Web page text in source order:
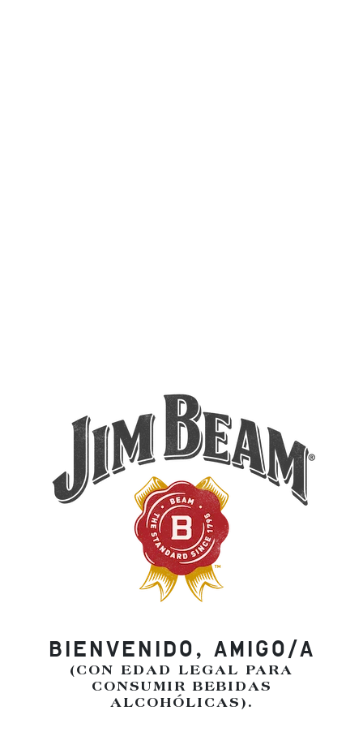
BIENVENIDO, AMIGO/A
(CON EDAD LEGAL PARA
CONSUMIR BEBIDAS
ALCOHÓLICAS).